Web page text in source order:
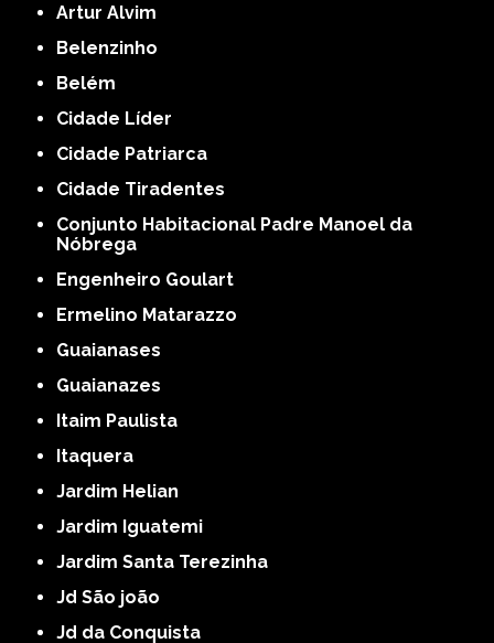
Artur Alvim
Belenzinho
Belém
Cidade Líder
Cidade Patriarca
Cidade Tiradentes
Conjunto Habitacional Padre Manoel da
Nóbrega
Engenheiro Goulart
Ermelino Matarazzo
Guaianases
Guaianazes
Itaim Paulista
Itaquera
Jardim Helian
Jardim Iguatemi
Jardim Santa Terezinha
Jd São joão
Jd da Conquista